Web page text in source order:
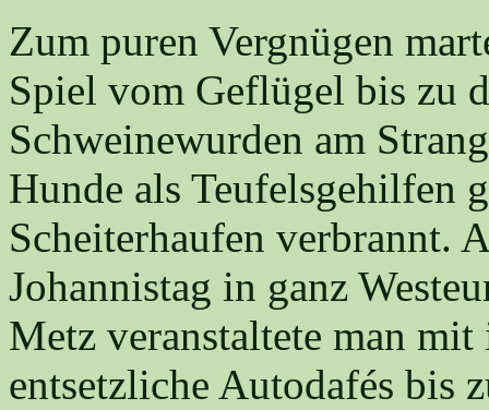
Zum puren Vergnügen
Spiel vom Geflügel bis zu
Schweinewurden am
Hunde als Teufelsgehilfen
Scheiterhaufen verbrannt.
Johannistag in ganz
Metz veranstaltete man
entsetzliche Autodafés bis